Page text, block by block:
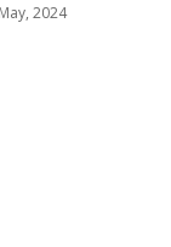
2024